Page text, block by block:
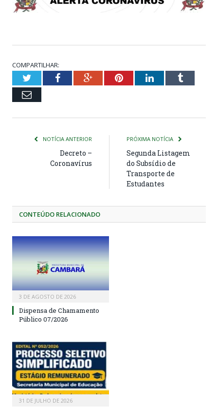
COMPARTILHAR:
TwitterFacebookGoogle+PinterestLinkedInTumblr
Email
NOTÍCIA ANTERIOR
Decreto –
Coronavírus
PRÓXIMA NOTÍCIA
Segunda Listagem
do Subsídio de
Transporte de
Estudantes
CONTEÚDO RELACIONADO
3 DE AGOSTO DE 2026
Dispensa de Chamamento
Público 07/2026
31 DE JULHO DE 2026